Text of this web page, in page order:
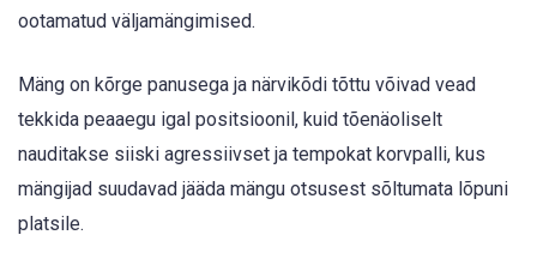
ootamatud väljamängimised.
Mäng on kõrge panusega ja närvikõdi tõttu võivad vead
tekkida peaaegu igal positsioonil, kuid tõenäoliselt
nauditakse siiski agressiivset ja tempokat korvpalli, kus
mängijad suudavad jääda mängu otsusest sõltumata lõpuni
platsile.